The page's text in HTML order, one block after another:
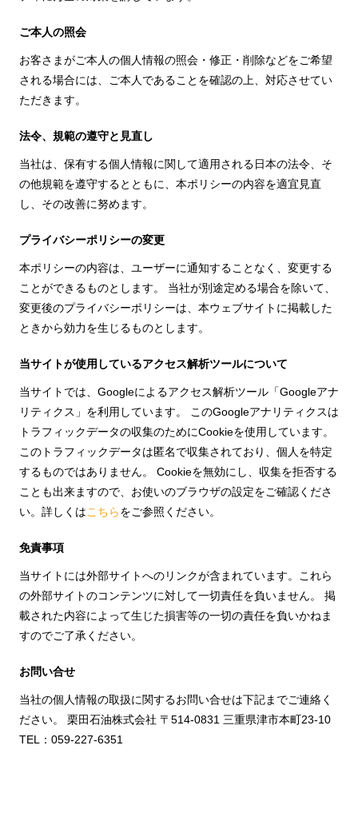
ご本人の照会
お客さまがご本人の個人情報の照会・修正・削除などをご希望
される場合には、ご本人であることを確認の上、対応させてい
ただきます。
法令、規範の遵守と見直し
当社は、保有する個人情報に関して適用される日本の法令、そ
の他規範を遵守するとともに、本ポリシーの内容を適宜見直
し、その改善に努めます。
プライバシーポリシーの変更
本ポリシーの内容は、ユーザーに通知することなく、変更する
ことができるものとします。 当社が別途定める場合を除いて、
変更後のプライバシーポリシーは、本ウェブサイトに掲載した
ときから効力を生じるものとします。
当サイトが使用しているアクセス解析ツールについて
当サイトでは、Googleによるアクセス解析ツール「Googleアナ
リティクス」を利用しています。 このGoogleアナリティクスは
トラフィックデータの収集のためにCookieを使用しています。
このトラフィックデータは匿名で収集されており、個人を特定
するものではありません。 Cookieを無効にし、収集を拒否する
ことも出来ますので、お使いのブラウザの設定をご確認くださ
い。詳しくはこちらをご参照ください。
免責事項
当サイトには外部サイトへのリンクが含まれています。これら
の外部サイトのコンテンツに対して一切責任を負いません。 掲
載された内容によって生じた損害等の一切の責任を負いかねま
すのでご了承ください。
お問い合せ
当社の個人情報の取扱に関するお問い合せは下記までご連絡く
ださい。 栗田石油株式会社 〒514-0831 三重県津市本町23-10
TEL：059-227-6351